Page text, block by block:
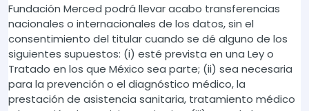
Fundación Merced podrá llevar acabo transferencias
nacionales o internacionales de los datos, sin el
consentimiento del titular cuando se dé alguno de los
siguientes supuestos: (i) esté prevista en una Ley o
Tratado en los que México sea parte; (ii) sea necesaria
para la prevención o el diagnóstico médico, la
prestación de asistencia sanitaria, tratamiento médico